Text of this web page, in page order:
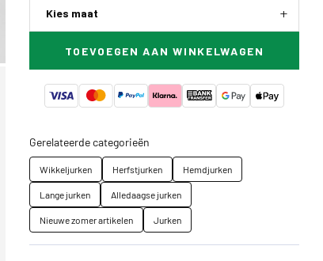
Kies maat
TOEVOEGEN AAN WINKELWAGEN
Gerelateerde categorieën
Wikkeljurken Herfstjurken
Hemdjurken
Lange jurken
Alledaagse jurken
Nieuwe zomer artikelen
Jurken